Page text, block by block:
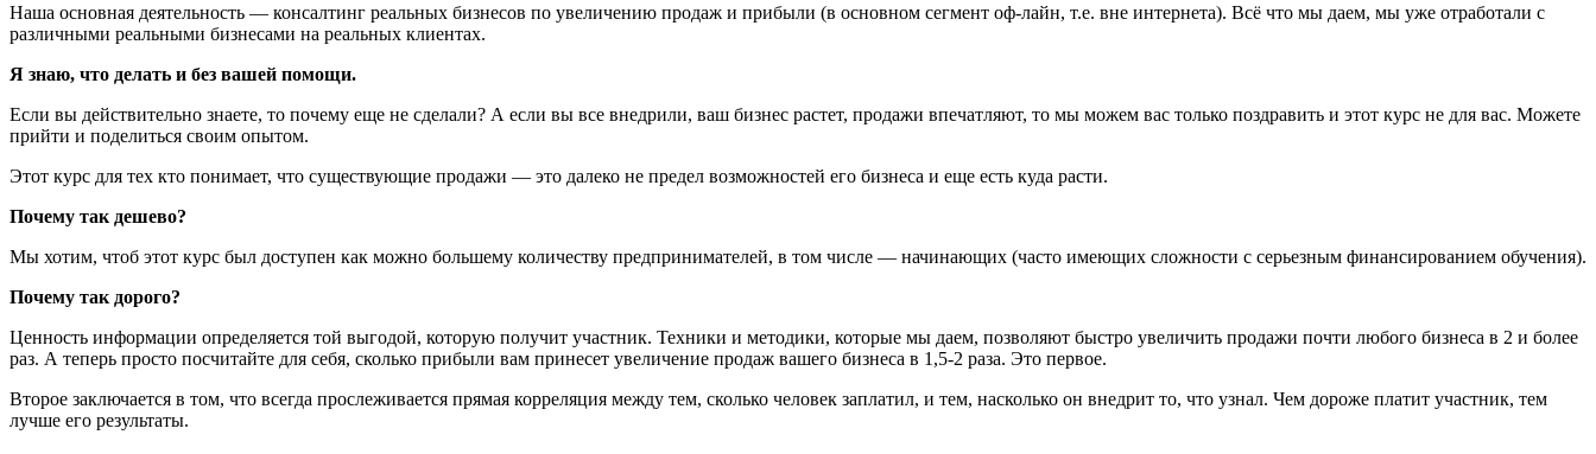
Наша основная деятельность — консалтинг реальных бизнесов по увеличению продаж и прибыли (в основном сегмент оф-лайн, т.е. вне интернета). Всё что мы даем, мы уже отработали с
различными реальными бизнесами на реальных клиентах.
Я знаю, что делать и без вашей помощи.
Если вы действительно знаете, то почему еще не сделали? А если вы все внедрили, ваш бизнес растет, продажи впечатляют, то мы можем вас только поздравить и этот курс не для вас. Можете
прийти и поделиться своим опытом.
Этот курс для тех кто понимает, что существующие продажи — это далеко не предел возможностей его бизнеса и еще есть куда расти.
Почему так дешево?
Мы хотим, чтоб этот курс был доступен как можно большему количеству предпринимателей, в том числе — начинающих (часто имеющих сложности с серьезным финансированием обучения).
Почему так дорого?
Ценность информации определяется той выгодой, которую получит участник. Техники и методики, которые мы даем, позволяют быстро увеличить продажи почти любого бизнеса в 2 и более
раз. А теперь просто посчитайте для себя, сколько прибыли вам принесет увеличение продаж вашего бизнеса в 1,5-2 раза. Это первое.
Второе заключается в том, что всегда прослеживается прямая корреляция между тем, сколько человек заплатил, и тем, насколько он внедрит то, что узнал. Чем дороже платит участник, тем
лучше его результаты.